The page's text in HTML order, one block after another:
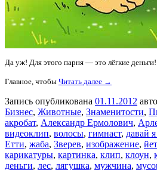
Да уж! Для этого парня — это лёгкие деньги!
Главное, чтобы Читать далее →
Запись опубликована 01.11.2012
Бизнес, Животные, Знаменитости,
акробат, Александр Ермолович,
видеоклип, волосы, гимнаст, давай
Етти, жаба, Зверев, изображение,
карикатуры, картинка, клип, клоун,
деньги, лес, лягушка, мужчина,